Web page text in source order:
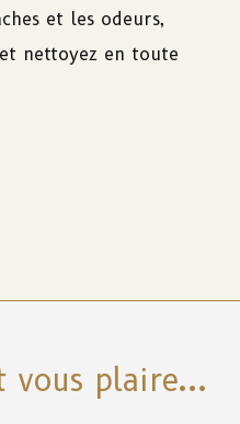
et les odeurs,
nettoyez en toute
vous plaire...